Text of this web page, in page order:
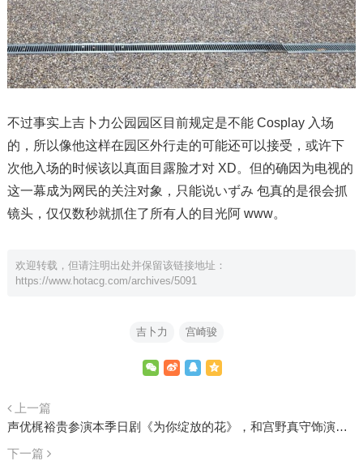
不过事实上吉卜力公园园区目前规定是不能 Cosplay 入场
的，所以像他这样在园区外行走的可能还可以接受，或许下
次他入场的时候该以真面目露脸才对 XD。但的确因为电视的
这一幕成为网民的关注对象，只能说いずみ 包真的是很会抓
镜头，仅仅数秒就抓住了所有人的目光阿 www。
欢迎转载，但请注明出处并保留该链接地址：
https://www.hotacg.com/archives/5091
吉卜力 宫崎骏
上一篇
声优梶裕贵参演本季日剧《为你绽放的花》，和宫野真守饰演同性伴侣
下一篇